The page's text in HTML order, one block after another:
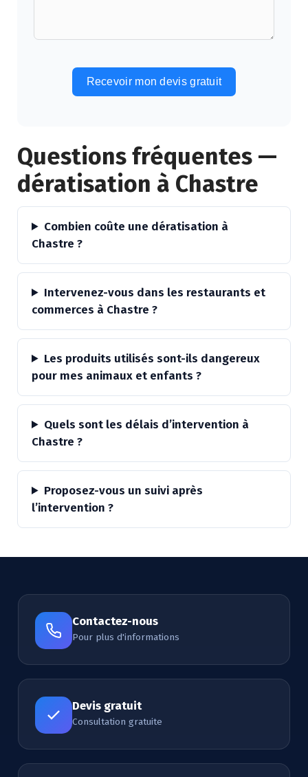
Recevoir mon devis gratuit
Questions fréquentes —
dératisation à Chastre
Combien coûte une dératisation à
Chastre ?
Intervenez-vous dans les restaurants et
commerces à Chastre ?
Les produits utilisés sont-ils dangereux
pour mes animaux et enfants ?
Quels sont les délais d’intervention à
Chastre ?
Proposez-vous un suivi après
l’intervention ?
Contactez-nous
Pour plus d'informations
Devis gratuit
Consultation gratuite